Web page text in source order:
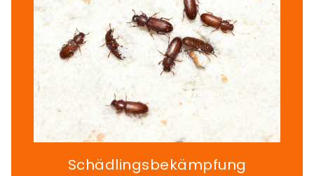
Schädlingsbekämpfung